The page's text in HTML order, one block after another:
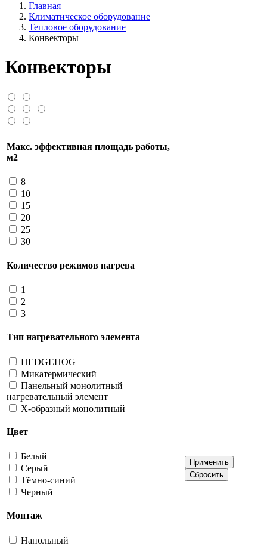
Главная
Климатическое оборудование
Тепловое оборудование
Конвекторы
Конвекторы
Макс. эффективная площадь работы,
м2
8
10
15
20
25
30
Количество режимов нагрева
1
2
3
Тип нагревательного элемента
HEDGEHOG
Микатермический
Панельный монолитный
нагревательный элемент
Х-образный монолитный
Цвет
Белый
Серый
Тёмно-синий
Черный
Монтаж
Напольный